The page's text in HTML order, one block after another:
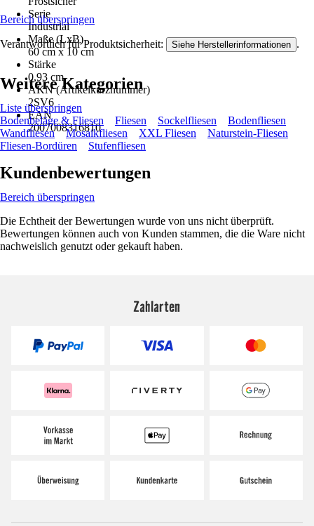
Serie
Industrial
Maße (LxB)
60 cm x 10 cm
Stärke
0,93 cm
AKN (Artikelkurznummer)
2SV6
EAN
2007008316810
Bereich überspringen
Verantwortlich für Produktsicherheit: Siehe Herstellerinformationen .
Weitere Kategorien
Liste überspringen
Bodenbeläge & Fliesen
Fliesen Sockelfliesen
Bodenfliesen
Wandfliesen
Mosaikfliesen XXL Fliesen
Naturstein-Fliesen
Fliesen-Bordüren
Stufenfliesen
Kundenbewertungen
Bereich überspringen
Die Echtheit der Bewertungen wurde von uns nicht überprüft.
Bewertungen können auch von Kunden stammen, die die Ware nicht
nachweislich genutzt oder gekauft haben.
Zahlarten